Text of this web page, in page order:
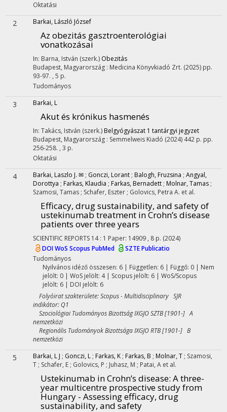
Oktatási
2 Barkai, László József
Az obezitás gasztroenterológiai
vonatkozásai
In: Barna, István (szerk.) Obezitás
Budapest, Magyarország : Medicina Könyvkiadó Zrt. (2025) pp.
93-97. , 5 p.
Tudományos
3 Barkai, L
Akut és krónikus hasmenés
In: Takács, István (szerk.) Belgyógyászat 1 tantárgyi jegyzet
Budapest, Magyarország : Semmelweis Kiadó (2024) 442 p. pp.
256-258. , 3 p.
Oktatási
4 Barkai, Laszlo J. ✉ ; Gonczi, Lorant ; Balogh, Fruzsina ; Angyal,
Dorottya ; Farkas, Klaudia ; Farkas, Bernadett ; Molnar, Tamas ;
Szamosi, Tamas ; Schafer, Eszter ; Golovics, Petra A. et al.
Efficacy, drug sustainability, and safety of
ustekinumab treatment in Crohn’s disease
patients over three years
SCIENTIFIC REPORTS 14: 1 Paper: 14909 , 8 p. (2024)
DOIWoS Scopus PubMed
SZTE Publicatio
Tudományos
Nyilvános idéző összesen: 6| Független: 6 | Függő: 0 | Nem
jelölt: 0 | WoS jelölt: 4 | Scopus jelölt: 6 | WoS/Scopus
jelölt: 6 | DOI jelölt: 6
Folyóirat szakterülete: Scopus - Multidisciplinary SJR
indikátor: Q1
Szociológiai Tudományos Bizottság IXGJO SZTB [1901-] A
nemzetközi
Regionális Tudományok Bizottsága IXGJO RTB [1901-] B
nemzetközi
5 Barkai, L J ; Gonczi, L ; Farkas, K ; Farkas, B ; Molnar, T ; Szamosi,
T ; Schafer, E ; Golovics, P ; Juhasz, M ; Patai, A et al.
Ustekinumab in Crohn’s disease: A three-
year multicentre prospective study from
Hungary - Assessing efficacy, drug
sustainability, and safety